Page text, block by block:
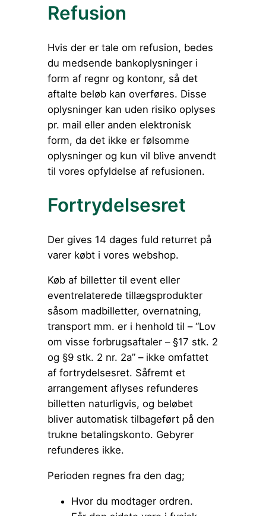
Refusion
Hvis der er tale om refusion, bedes
du medsende bankoplysninger i
form af regnr og kontonr, så det
aftalte beløb kan overføres. Disse
oplysninger kan uden risiko oplyses
pr. mail eller anden elektronisk
form, da det ikke er følsomme
oplysninger og kun vil blive anvendt
til vores opfyldelse af refusionen.
Fortrydelsesret
Der gives 14 dages fuld returret på
varer købt i vores webshop.
Køb af billetter til event eller
eventrelaterede tillægsprodukter
såsom madbilletter, overnatning,
transport mm. er i henhold til – “Lov
om visse forbrugsaftaler – §17 stk. 2
og §9 stk. 2 nr. 2a” – ikke omfattet
af fortrydelsesret. Såfremt et
arrangement aflyses refunderes
billetten naturligvis, og beløbet
bliver automatisk tilbageført på den
trukne betalingskonto. Gebyrer
refunderes ikke.
Perioden regnes fra den dag;
Hvor du modtager ordren.